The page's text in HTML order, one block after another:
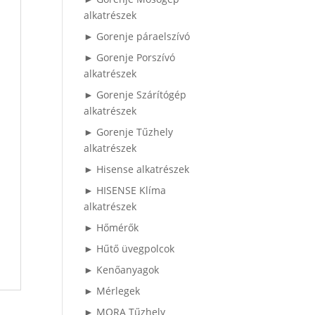
alkatrészek
► Gorenje páraelszívó
► Gorenje Porszívó
alkatrészek
► Gorenje Szárítógép
alkatrészek
► Gorenje Tűzhely
alkatrészek
► Hisense alkatrészek
► HISENSE Klíma
alkatrészek
► Hőmérők
► Hűtő üvegpolcok
► Kenőanyagok
► Mérlegek
► MORA Tűzhely